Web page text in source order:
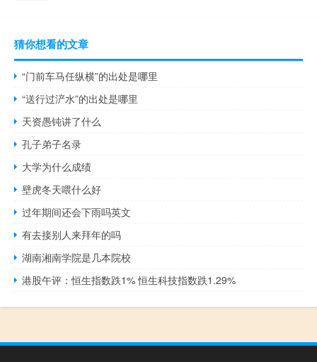
猜你想看的文章
“门前车马任纵横”的出处是哪里
“送行过浐水”的出处是哪里
天资愚钝讲了什么
孔子弟子名录
大学为什么成绩
壁虎冬天喂什么好
过年期间还会下雨吗英文
有去接别人来拜年的吗
湖南湘南学院是几本院校
港股午评：恒生指数跌1% 恒生科技指数跌1.29%